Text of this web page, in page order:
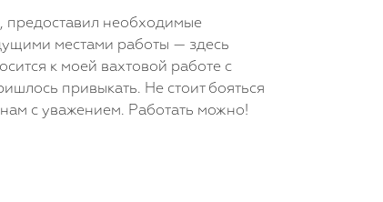
предоставил необходимые
местами работы — здесь
к моей вахтовой работе с
привыкать. Не стоит бояться
с уважением. Работать можно!